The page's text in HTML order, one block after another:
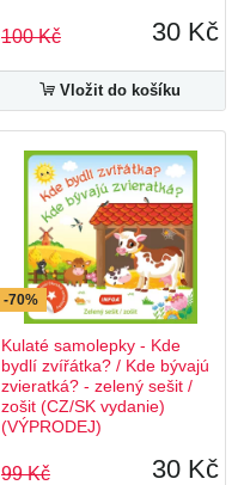
100 Kč 30 Kč
Vložit do košíku
-70%
Kulaté samolepky - Kde
bydlí zvířátka? / Kde bývajú
zvieratká? - zelený sešit /
zošit (CZ/SK vydanie)
(VÝPRODEJ)
99 Kč 30 Kč